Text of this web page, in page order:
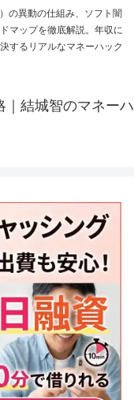
の異動の仕組み、ソフト闇
マップを徹底解説。年収に
するリアルなマネーハック
｜結城智のマネーハ